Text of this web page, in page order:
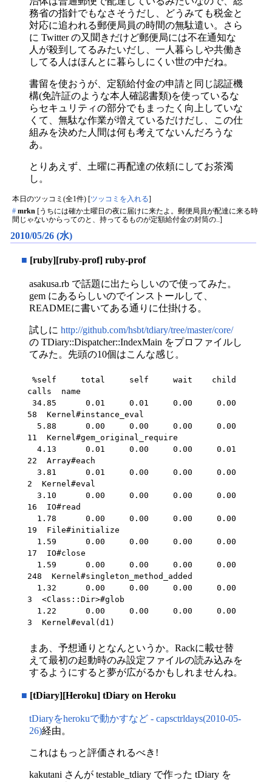
務省の指針でもなさそうだし、どうみても税金と
対応に追われる郵便局員の時間の無駄遣い。さら
に Twitter の又聞きだけど郵便局には不在通知な
人が殺到してるみたいだし、一人暮らしや共働き
してる人はほんとに暮らしにくい世の中だね。
書留を使おうが、定額給付金の申請と同じ認証機
構(免許証のような本人確認書類)を使っているな
らセキュリティの部分でもまったく向上していな
くて、無駄な作業が増えているだけだし、この仕
組みを決めた人間は何も考えてないんだろうな
あ。
とりあえず、土曜に再配達の依頼にしてお茶濁
し。
本日のツッコミ(全1件) [ ツッコミを入れる
# mrkn [うちには確か土曜日の夜に届けに来たよ。郵便局員が配達に来る時
間じゃないからってのと、持ってるものが定額給付金の封筒の..]
2010/05/26 (水)
■ [ruby][ruby-prof] ruby-prof
asakusa.rb で話題に出たらしいので使ってみた。
gem にあるらしいのでインストールして、
READMEに書いてある通りに仕掛ける。
試しに http://github.com/hsbt/tdiary/tree/master/core/
の TDiary::Dispatcher::IndexMain をプロファイルし
てみた。先頭の10個はこんな感じ。
calls  name
58  Kernel#instance_eval
11  Kernel#gem_original_require
22  Array#each
2  Kernel#eval
16  IO#read
19  File#initialize
17  IO#close
248  Kernel#singleton_method_added
3  <Class::Dir>#glob
3  Kernel#eval(d1)
まあ、予想通りとなんというか。Rackに載せ替
えて最初の起動時のみ設定ファイルの読み込みを
するようにすると夢が広がるかもしれませんね。
■ [tDiary][Heroku] tDiary on Heroku
tDiaryをherokuで動かすなど - capsctrldays(2010-05-
26)経由。
これはもっと評価されるべき!
kakutani さんが testable_tdiary で作った tDiary を